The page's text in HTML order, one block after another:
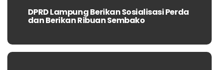
Previous
post:
DPRD Lampung Berikan Sosialisasi Perda
dan Berikan Ribuan Sembako